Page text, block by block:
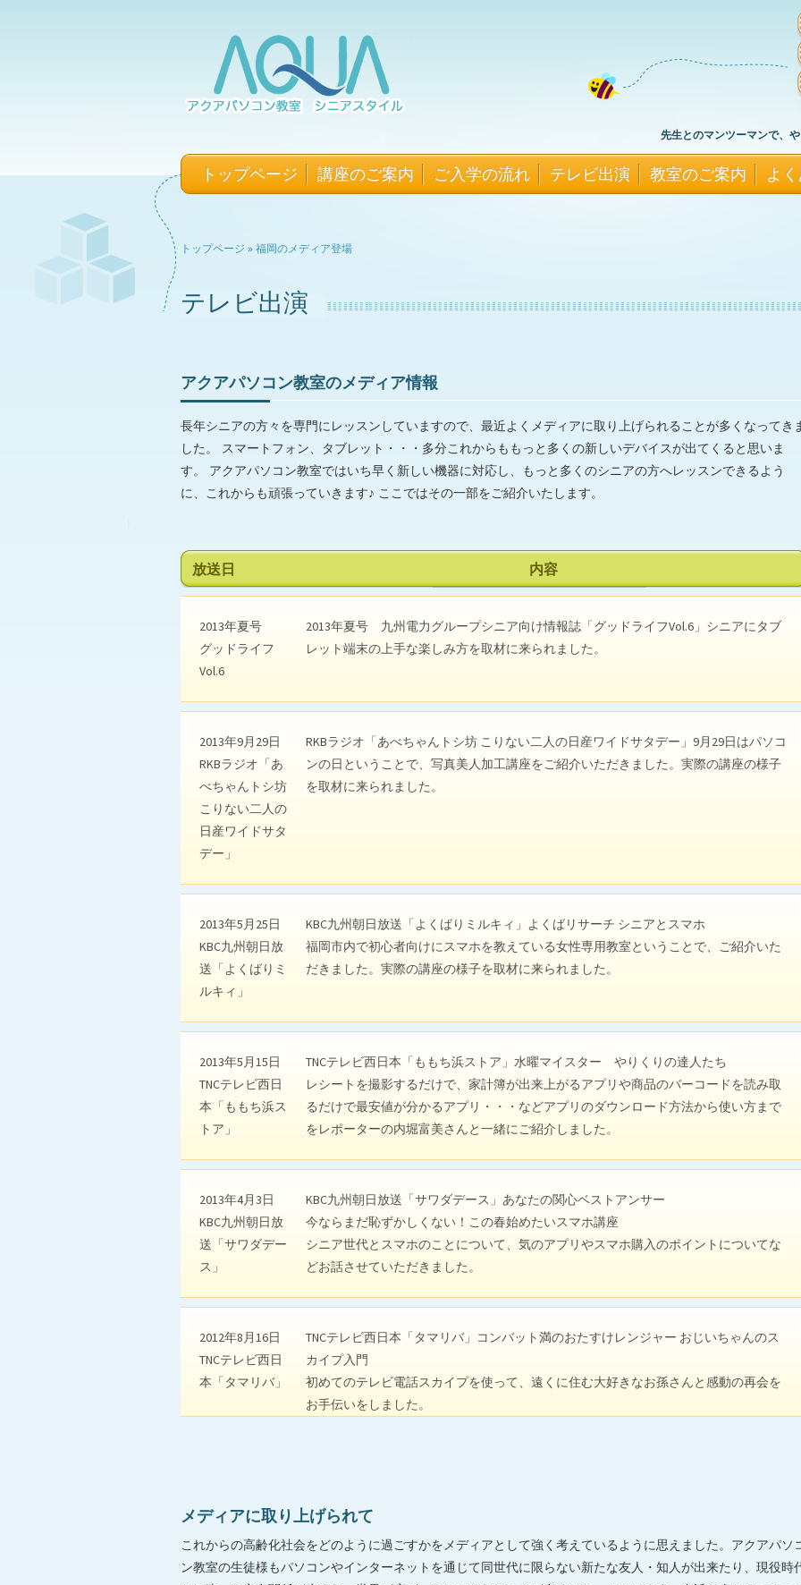
先生とのマンツーマンで、
トップページ 講座のご案内 ご入学の流れ テレビ出演 教室のご案内 よ
トップページ » 福岡のメディア登場
テレビ出演
アクアパソコン教室のメディア情報
長年シニアの方々を専門にレッスンしていますので、最近よくメディアに取り上げられることが多くなってき
した。 スマートフォン、タブレット・・・多分これからももっと多くの新しいデバイスが出てくると思いま
す。 アクアパソコン教室ではいち早く新しい機器に対応し、もっと多くのシニアの方へレッスンできるよう
に、これからも頑張っていきます♪ ここではその一部をご紹介いたします。
放送日 内容
2013年夏号
グッドライフ
Vol.6
2013年夏号 九州電力グループシニア向け情報誌「グッドライフVol.6」シニアにタブ
レット端末の上手な楽しみ方を取材に来られました。
2013年9月29日
RKBラジオ「あ
べちゃんトシ坊
こりない二人の
日産ワイドサタ
デー」
RKBラジオ「あべちゃんトシ坊 こりない二人の日産ワイドサタデー」9月29日はパソコ
ンの日ということで、写真美人加工講座をご紹介いただきました。実際の講座の様子
を取材に来られました。
2013年5月25日
KBC九州朝日放
送「よくばりミ
ルキィ」
KBC九州朝日放送「よくばりミルキィ」よくばリサーチ シニアとスマホ
福岡市内で初心者向けにスマホを教えている女性専用教室ということで、ご紹介いた
だきました。実際の講座の様子を取材に来られました。
2013年5月15日
TNCテレビ西日
本「ももち浜ス
トア」
TNCテレビ西日本「ももち浜ストア」水曜マイスター やりくりの達人たち
レシートを撮影するだけで、家計簿が出来上がるアプリや商品のバーコードを読み取
るだけで最安値が分かるアプリ・・・などアプリのダウンロード方法から使い方まで
をレポーターの内堀富美さんと一緒にご紹介しました。
2013年4月3日
KBC九州朝日放
送「サワダデー
ス」
KBC九州朝日放送「サワダデース」あなたの関心ベストアンサー
今ならまだ恥ずかしくない！この春始めたいスマホ講座
シニア世代とスマホのことについて、気のアプリやスマホ購入のポイントについてな
どお話させていただきました。
2012年8月16日
TNCテレビ西日
本「タマリバ」
TNCテレビ西日本「タマリバ」コンバット満のおたすけレンジャー おじいちゃんのス
カイプ入門
初めてのテレビ電話スカイプを使って、遠くに住む大好きなお孫さんと感動の再会を
お手伝いをしました。
メディアに取り上げられて
これからの高齢化社会をどのように過ごすかをメディアとして強く考えているように思えました。アクアパソ
ン教室の生徒様もパソコンやインターネットを通じて同世代に限らない新たな友人・知人が出来たり、現役時